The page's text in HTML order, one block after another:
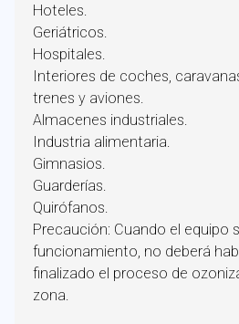
Hoteles.
Geriátricos.
Hospitales.
Interiores de coches,
trenes y aviones.
Almacenes industriales.
Industria alimentaria.
Gimnasios.
Guarderías.
Quirófanos.
Precaución: Cuando el equipo
funcionamiento, no deberá
finalizado el proceso de
zona.